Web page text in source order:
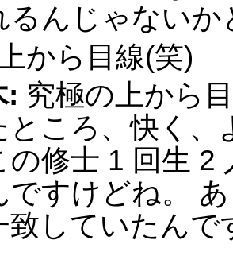
るんじゃないか
上から目線(笑)
: 究極の上から
ところ、快く
の修士 1 回生 2
ですけどね。
致していたん